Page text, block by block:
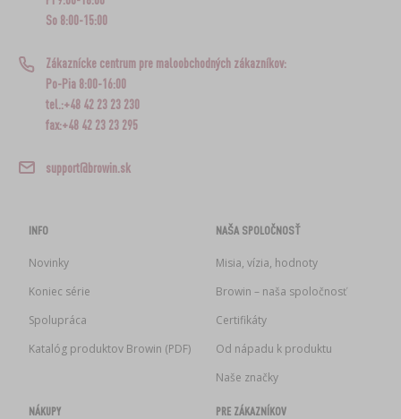
So 8:00-15:00
Zákaznícke centrum pre maloobchodných zákazníkov:
Po-Pia 8:00-16:00
tel.:+48 42 23 23 230
fax:+48 42 23 23 295
support@browin.sk
INFO
Novinky
Koniec série
Spolupráca
Katalóg produktov Browin (PDF)
NAŠA SPOLOČNOSŤ
Misia, vízia, hodnoty
Browin – naša spoločnosť
Certifikáty
Od nápadu k produktu
Naše značky
NÁKUPY PRE ZÁKAZNÍKOV